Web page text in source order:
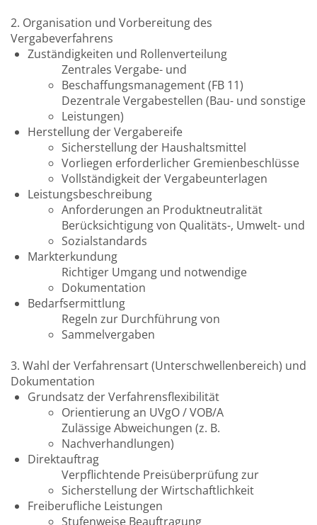
2. Organisation und Vorbereitung des
Vergabeverfahrens
Zuständigkeiten und Rollenverteilung
Zentrales Vergabe- und
Beschaffungsmanagement (FB 11)
Dezentrale Vergabestellen (Bau- und sonstige
Leistungen)
Herstellung der Vergabereife
Sicherstellung der Haushaltsmittel
Vorliegen erforderlicher Gremienbeschlüsse
Vollständigkeit der Vergabeunterlagen
Leistungsbeschreibung
Anforderungen an Produktneutralität
Berücksichtigung von Qualitäts-, Umwelt- und
Sozialstandards
Markterkundung
Richtiger Umgang und notwendige
Dokumentation
Bedarfsermittlung
Regeln zur Durchführung von
Sammelvergaben
3. Wahl der Verfahrensart (Unterschwellenbereich) und
Dokumentation
Grundsatz der Verfahrensflexibilität
Orientierung an UVgO / VOB/A
Zulässige Abweichungen (z. B.
Nachverhandlungen)
Direktauftrag
Verpflichtende Preisüberprüfung zur
Sicherstellung der Wirtschaftlichkeit
Freiberufliche Leistungen
Stufenweise Beauftragung